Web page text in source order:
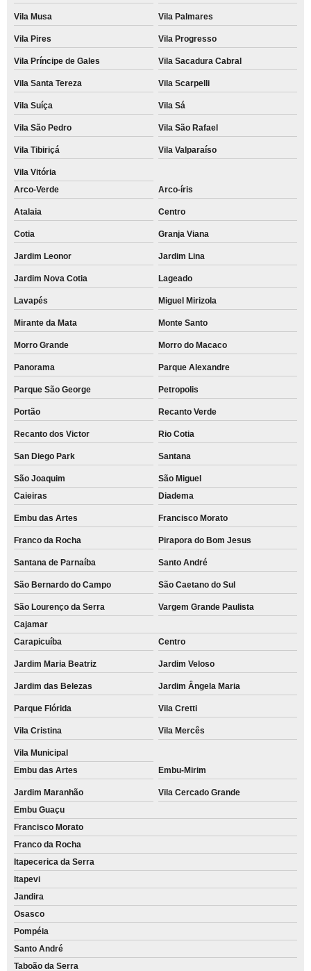
Vila Musa Vila Palmares
Vila Pires Vila Progresso
Vila Príncipe de Gales Vila Sacadura Cabral
Vila Santa Tereza Vila Scarpelli
Vila Suíça Vila Sá
Vila São Pedro Vila São Rafael
Vila Tibiriçá Vila Valparaíso
Vila Vitória
Arco-Verde
Arco-íris
Atalaia Centro
Cotia Granja Viana
Jardim Leonor Jardim Lina
Jardim Nova Cotia Lageado
Lavapés Miguel Mirizola
Mirante da Mata Monte Santo
Morro Grande Morro do Macaco
Panorama Parque Alexandre
Parque São George Petropolis
Portão Recanto Verde
Recanto dos Victor Rio Cotia
San Diego Park Santana
São Joaquim
São Miguel
Caieiras
Diadema
Embu das Artes Francisco Morato
Franco da Rocha Pirapora do Bom Jesus
Santana de Parnaíba Santo André
São Bernardo do Campo São Caetano do Sul
São Lourenço da Serra
Vargem Grande Paulista
Cajamar
Carapicuíba
Centro
Jardim Maria Beatriz Jardim Veloso
Jardim das Belezas Jardim Ângela Maria
Parque Flórida Vila Cretti
Vila Cristina Vila Mercês
Vila Municipal
Embu das Artes
Embu-Mirim
Jardim Maranhão
Vila Cercado Grande
Embu Guaçu
Francisco Morato
Franco da Rocha
Itapecerica da Serra
Itapevi
Jandira
Osasco
Pompéia
Santo André
Taboão da Serra